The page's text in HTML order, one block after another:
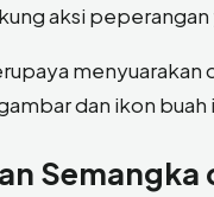
aksi
dan ikon buah
Semangka